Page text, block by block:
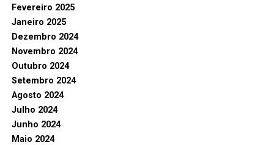
Fevereiro 2025
Janeiro 2025
Dezembro 2024
Novembro 2024
Outubro 2024
Setembro 2024
Agosto 2024
Julho 2024
Junho 2024
Maio 2024